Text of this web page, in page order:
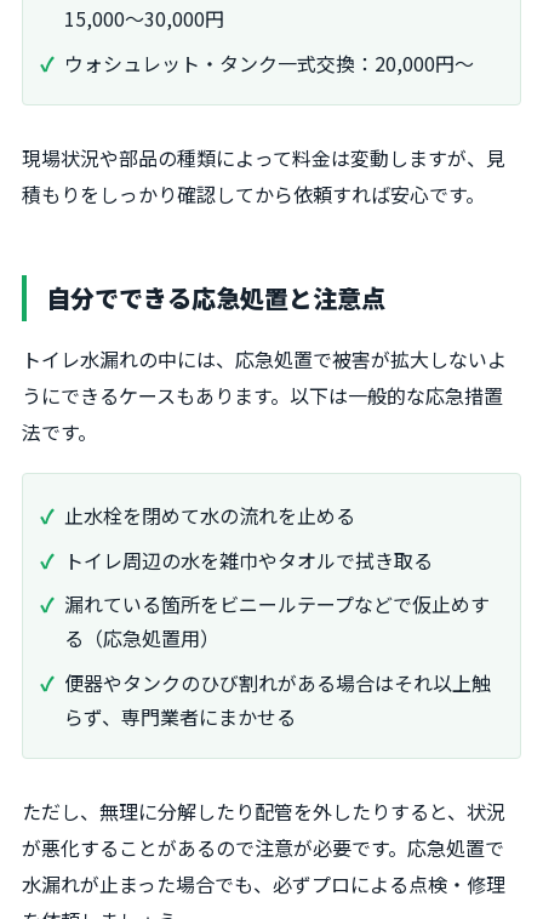
15,000～30,000円
ウォシュレット・タンク一式交換：20,000円～
現場状況や部品の種類によって料金は変動しますが、見
積もりをしっかり確認してから依頼すれば安心です。
自分でできる応急処置と注意点
トイレ水漏れの中には、応急処置で被害が拡大しないよ
うにできるケースもあります。以下は一般的な応急措置
法です。
止水栓を閉めて水の流れを止める
トイレ周辺の水を雑巾やタオルで拭き取る
漏れている箇所をビニールテープなどで仮止めす
る（応急処置用）
便器やタンクのひび割れがある場合はそれ以上触
らず、専門業者にまかせる
ただし、無理に分解したり配管を外したりすると、状況
が悪化することがあるので注意が必要です。応急処置で
水漏れが止まった場合でも、必ずプロによる点検・修理